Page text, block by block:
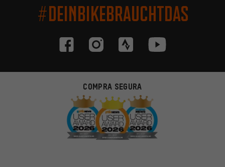
#DEINBIKEBRAUCHTDAS
COMPRA SEGURA